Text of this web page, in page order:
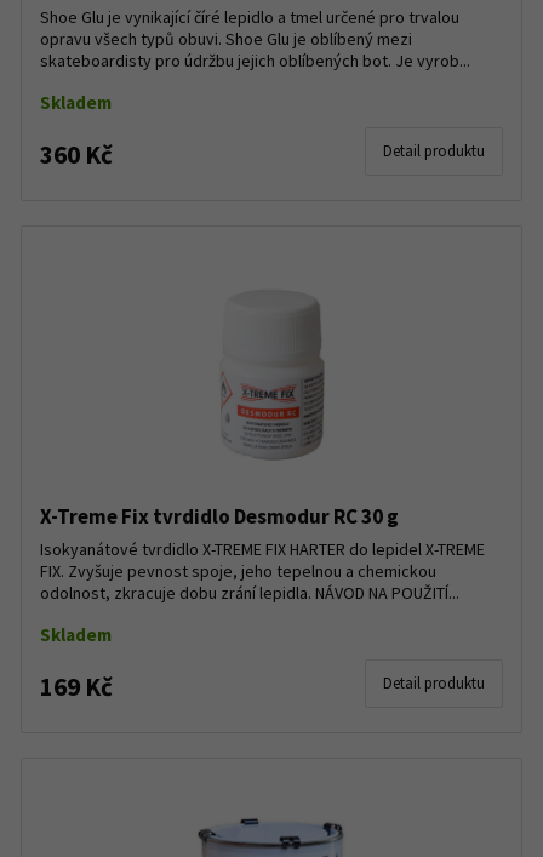
Shoe Glu je vynikající číré lepidlo a tmel určené pro trvalou
opravu všech typů obuvi. Shoe Glu je oblíbený mezi
skateboardisty pro údržbu jejich oblíbených bot. Je vyrob...
Skladem
360 Kč Detail produktu
X-Treme Fix tvrdidlo Desmodur RC 30 g
Isokyanátové tvrdidlo X-TREME FIX HARTER do lepidel X-TREME
FIX. Zvyšuje pevnost spoje, jeho tepelnou a chemickou
odolnost, zkracuje dobu zrání lepidla. NÁVOD NA POUŽITÍ...
Skladem
169 Kč Detail produktu